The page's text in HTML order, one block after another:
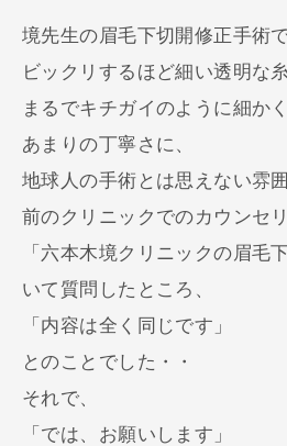
境先生の眉毛下切開修正手術で
ビックリするほど細い透明な糸
まるでキチガイのように細か
あまりの丁寧さに、
地球人の手術とは思えない雰
前のクリニックでのカウンセ
「六本木境クリニックの眉毛
いて質問したところ、
「内容は全く同じです」
とのことでした・・
それで、
「では、お願いします」